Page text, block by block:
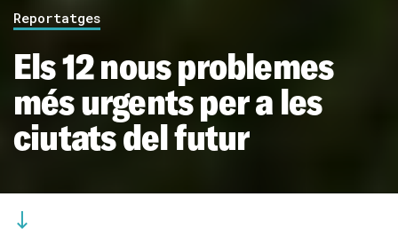
Reportatges
Els 12 nous problemes
més urgents per a les
ciutats del futur